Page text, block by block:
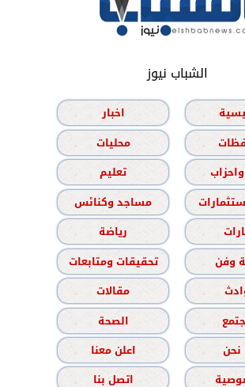
الشباب نيوز
اخبار
محليات
تعليم
مساجد وكنائس
رياضة
وفن
تحقيقات ومتابعات
مقالات
الصحة
اعلن معنا
اتصل بنا